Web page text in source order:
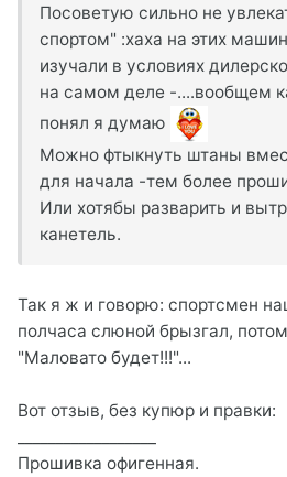
Посоветую сильно не
спортом" :xaxa на этих
изучали в условиях
на самом деле -....вообщем
понял я думаю
Можно фтыкнуть штаны
для начала -тем более
Или хотябы разварить и
канетель.
Так я ж и говорю: спортсмен
полчаса слюной брызгал,
"Маловато будет!!!"...
Вот отзыв, без купюр и правки:
Прошивка офигенная.